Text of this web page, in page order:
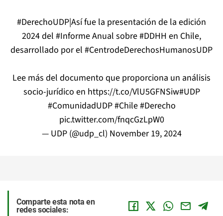
#DerechoUDP|️Así fue la presentación de la edición
2024 del #InformeAnual sobre#DDHH en Chile,
desarrollado por el #CentrodeDerechosHumanosUDP
Lee más del documento que proporciona un análisis
socio-jurídico en https://t.co/VlU5GFNSiw#UDP
#ComunidadUDP#Chile#Derecho
pic.twitter.com/fnqcGzLpW0
— UDP (@udp_cl) November 19, 2024
Comparte esta nota en
redes sociales: